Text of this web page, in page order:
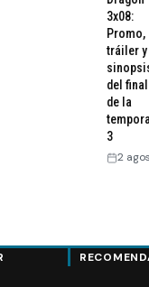
3x08:
Promo,
tráiler y
del final
de la
3
2